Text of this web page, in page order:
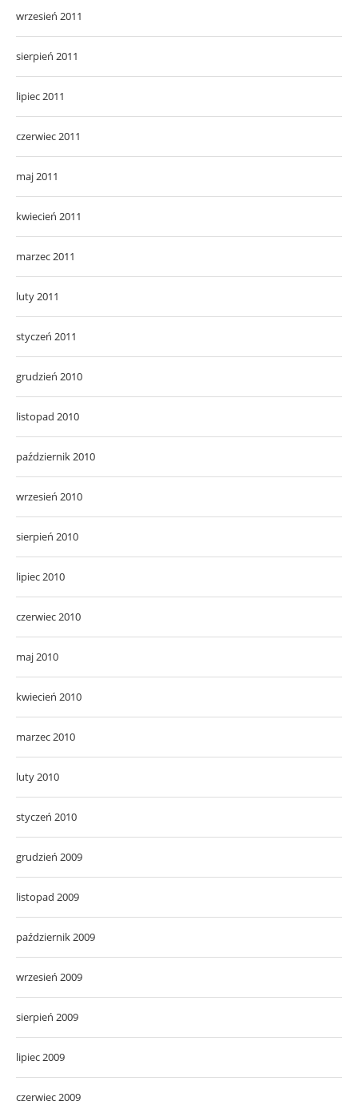
wrzesień 2011
sierpień 2011
lipiec 2011
czerwiec 2011
maj 2011
kwiecień 2011
marzec 2011
luty 2011
styczeń 2011
grudzień 2010
listopad 2010
październik 2010
wrzesień 2010
sierpień 2010
lipiec 2010
czerwiec 2010
maj 2010
kwiecień 2010
marzec 2010
luty 2010
styczeń 2010
grudzień 2009
listopad 2009
październik 2009
wrzesień 2009
sierpień 2009
lipiec 2009
czerwiec 2009